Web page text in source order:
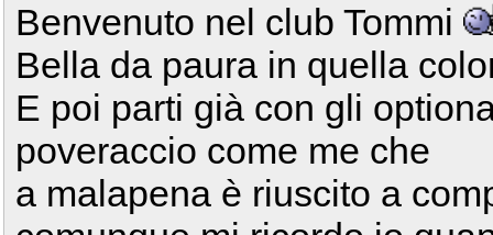
Benvenuto nel club Tommi
Bella da paura in quella
E poi parti già con gli
poveraccio come me che
a malapena è riuscito a